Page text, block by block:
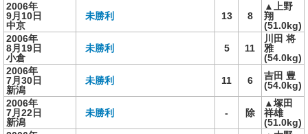
2006年
9月10日
中京
未勝利 13 8
▲上野
翔
(51.0kg)
2006年
8月19日
小倉
未勝利 5 11
川田 将
雅
(54.0kg)
2006年
7月30日
新潟
未勝利 11 6
吉田 豊
(54.0kg)
2006年
7月22日
新潟
未勝利 - 除
▲塚田
祥雄
(51.0kg)